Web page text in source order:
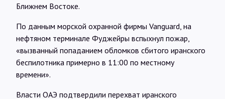
@Infotek_Russia
Ближнем Востоке.
По данным морской охранной фирмы Vanguard, на
нефтяном терминале Фуджейры вспыхнул пожар,
«вызванный попаданием обломков сбитого иранского
беспилотника примерно в 11:00 по местному
времени».
Власти ОАЭ подтвердили перехват иранского